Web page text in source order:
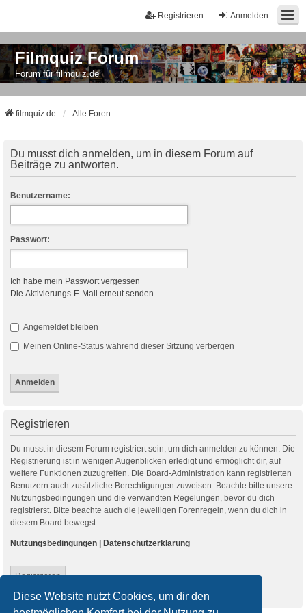
Diese Website nutzt Cookies, um dir den
Anmelden
Registrieren
Filmquiz Forum
Forum für filmquiz.de
filmquiz.de Alle Foren
Du musst dich anmelden, um in diesem Forum auf
Beiträge zu antworten.
Benutzername:
Passwort:
Ich habe mein Passwort vergessen
Die Aktivierungs-E-Mail erneut senden
Angemeldet bleiben
Meinen Online-Status während dieser Sitzung verbergen
Registrieren
Du musst in diesem Forum registriert sein, um dich anmelden zu können. Die
Registrierung ist in wenigen Augenblicken erledigt und ermöglicht dir, auf
weitere Funktionen zuzugreifen. Die Board-Administration kann registrierten
Benutzern auch zusätzliche Berechtigungen zuweisen. Beachte bitte unsere
Nutzungsbedingungen und die verwandten Regelungen, bevor du dich
registrierst. Bitte beachte auch die jeweiligen Forenregeln, wenn du dich in
diesem Board bewegst.
Nutzungsbedingungen | Datenschutzerklärung
Registrieren